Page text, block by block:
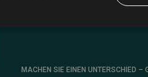
MACHEN SIE EINEN UNTERSCHIED –